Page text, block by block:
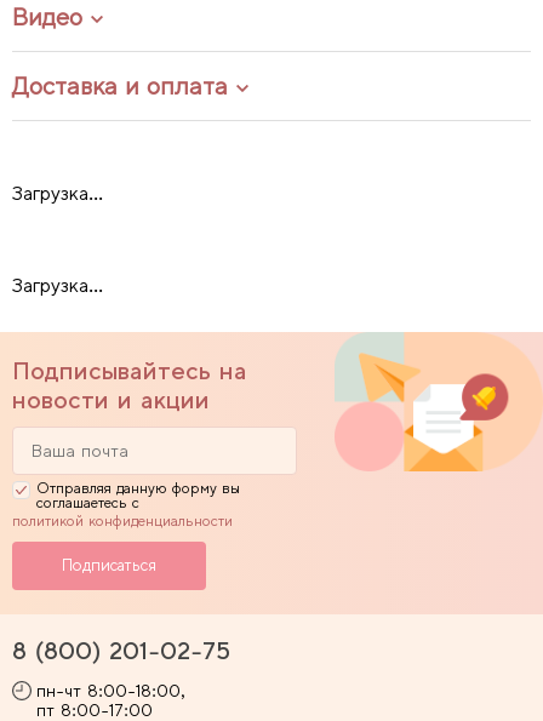
Видео
Доставка и оплата
Загрузка...
Загрузка...
Подписывайтесь на
новости и акции
Отправляя данную форму вы
соглашаетесь с
политикой конфиденциальности
8 (800) 201-02-75
пн-чт 8:00-18:00,
пт 8:00-17:00